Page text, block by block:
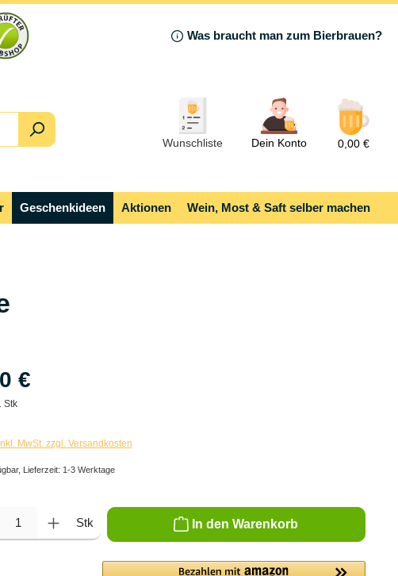
Was braucht man zum Bierbrauen?
Wunschliste Dein Konto 0,00 €
Geschenkideen Aktionen Wein, Most & Saft selber machen
€
Stk
MwSt. zzgl. Versandkosten
Lieferzeit: 1-3 Werktage
Anzahl: Gib den gewünschten Wert ein oder benutze die Schaltflächen um die Anzahl zu
Stk In den Warenkorb